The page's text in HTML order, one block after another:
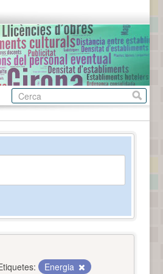
Energia